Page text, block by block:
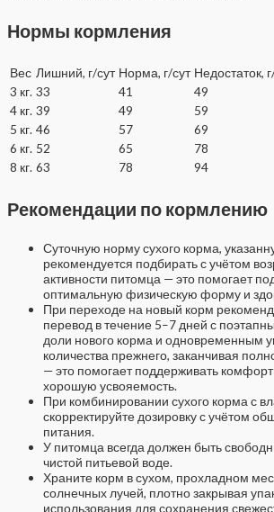
Нормы кормления
Вес Лишний, г/сут Норма, г/сут Недостаток,
3 кг. 33 41
49
4 кг. 39 49
59
5 кг. 46 57
69
6 кг. 52 65
78
8 кг. 63 78 94
Рекомендации по кормлению
Суточную норму сухого корма,
рекомендуется подбирать с учётом
активности питомца — это помогает
оптимальную физическую форму и
При переходе на новый корм
перевод в течение 5–7 дней с
доли нового корма и одновременным
количества прежнего, заканчивая
— это помогает поддерживать
хорошую усвояемость.
При комбинировании сухого корма с
скорректируйте дозировку с учётом
питания.
У питомца всегда должен быть
чистой питьевой воде.
Храните корм в сухом, прохладном
солнечных лучей, плотно закрывая
использования для сохранения